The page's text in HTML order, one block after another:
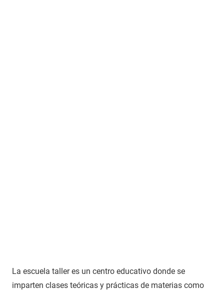
La escuela taller es un centro educativo donde se
imparten clases teóricas y prácticas de materias como